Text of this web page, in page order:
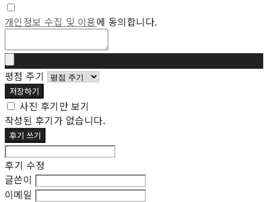
개인정보 수집 및 이용에 동의합니다.
평점 주기
저장하기
사진 후기만 보기
작성된 후기가 없습니다.
후기 쓰기
후기 수정
글쓴이
이메일